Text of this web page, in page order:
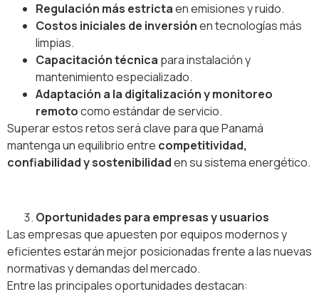
Regulación más estrictaen emisiones y ruido.
Costos iniciales de inversiónen tecnologías más
limpias.
Capacitación técnica para instalación y
mantenimiento especializado.
Adaptación a la digitalización y monitoreo
remotocomo estándar de servicio.
Superar estos retos será clave para que Panamá
mantenga un equilibrio entre competitividad,
confiabilidad y sostenibilidaden su sistema energético.
Oportunidades para empresas y usuarios
Las empresas que apuesten por equipos modernos y
eficientes estarán mejor posicionadas frente a las nuevas
normativas y demandas del mercado.
Entre las principales oportunidades destacan: